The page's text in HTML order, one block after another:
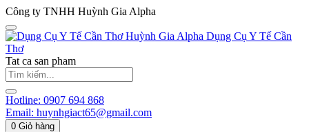
Công ty TNHH Huỳnh Gia Alpha
Huỳnh Gia Alpha Dụng Cụ Y Tế Cần
Thơ
Tat ca san pham
Hotline: 0907 694 868
Email: huynhgiact65@gmail.com
0 Giỏ hàng